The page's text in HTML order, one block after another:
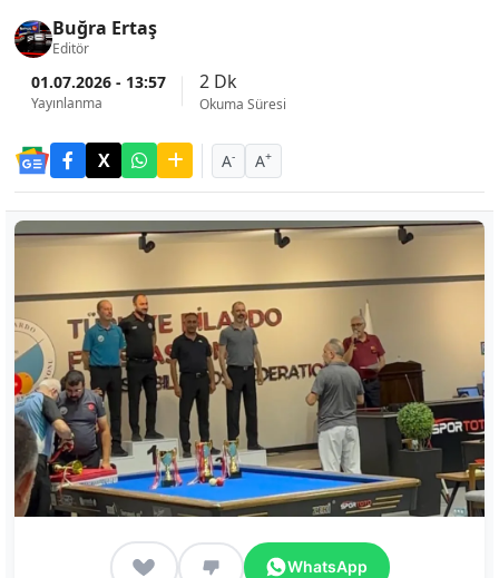
Buğra Ertaş
Editör
01.07.2026 - 13:57
Yayınlanma
2 Dk
Okuma Süresi
A- A+
WhatsApp